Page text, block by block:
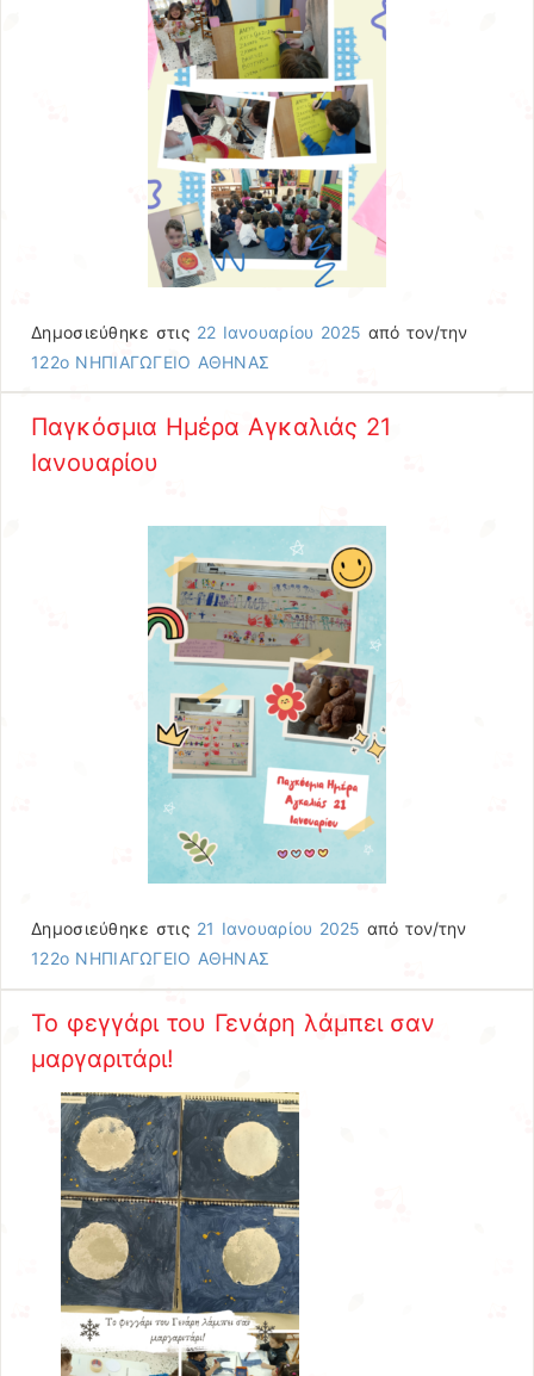
Δημοσιεύθηκε στις 22 Ιανουαρίου 2025 από τον/την
122ο ΝΗΠΙΑΓΩΓΕΙΟ ΑΘΗΝΑΣ
Παγκόσμια Ημέρα Αγκαλιάς 21
Ιανουαρίου
Δημοσιεύθηκε στις 21 Ιανουαρίου 2025 από τον/την
122ο ΝΗΠΙΑΓΩΓΕΙΟ ΑΘΗΝΑΣ
Το φεγγάρι του Γενάρη λάμπει σαν
μαργαριτάρι!